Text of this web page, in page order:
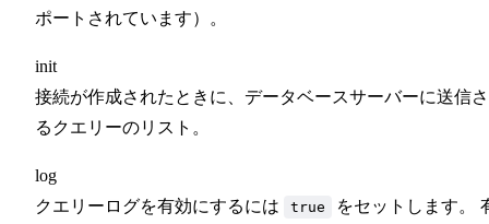
ポートされています）。
init
接続が作成されたときに、データベースサーバーに送信
るクエリーのリスト。
log
クエリーログを有効にするには
true
をセットします。